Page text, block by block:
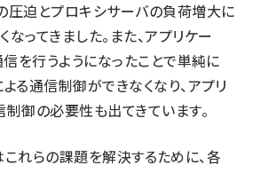
圧迫とプロキシサーバの負荷増大に
ってきました。また、アプリケー
を行うようになったことで単純に
る通信制御ができなくなり、アプリ
制御の必要性も出てきています。
れらの課題を解決するために、各